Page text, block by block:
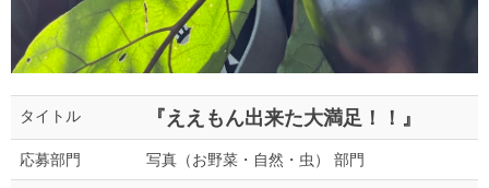
タイトル 『ええもん出来た大満足！！』
応募部門 写真（お野菜・自然・虫） 部門